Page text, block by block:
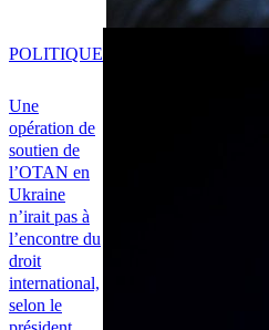
Une
opération de
soutien de
l’OTAN en
Ukraine
n’irait pas à
l’encontre du
droit
international,
selon le
POLITIQUE